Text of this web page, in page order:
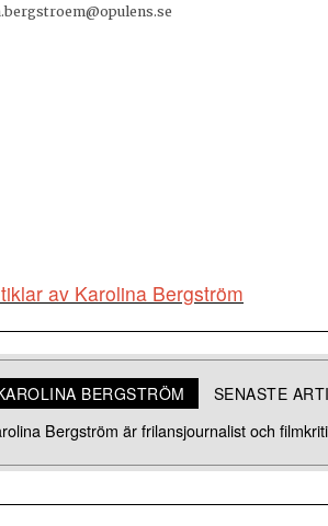
av Karolina Bergström
BERGSTRÖM SENASTE
Bergström är frilansjournalist och